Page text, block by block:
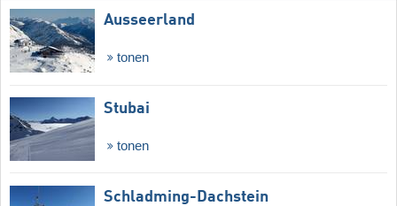
Ausseerland
tonen
Stubai
tonen
Schladming-Dachstein